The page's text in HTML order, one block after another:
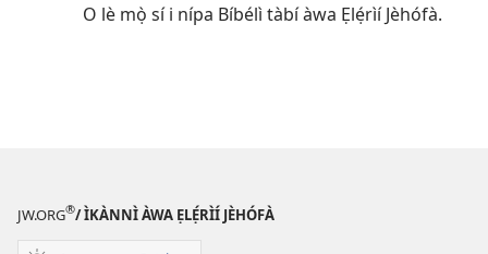
O lè mọ̀ sí i nípa Bíbélì tàbí àwa Ẹlẹ́rìí Jèhófà.
JW.ORG®/ ÌKÀNNÌ ÀWA ẸLẸ́RÌÍ JÈHÓFÀ